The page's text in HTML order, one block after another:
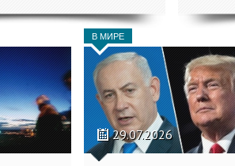
В МИРЕ
29.07.2026